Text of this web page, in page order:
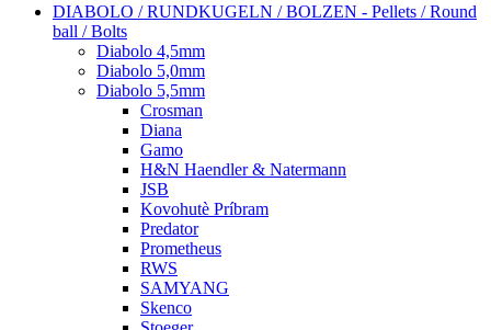
DIABOLO / RUNDKUGELN / BOLZEN - Pellets / Round
ball / Bolts
Diabolo 4,5mm
Diabolo 5,0mm
Diabolo 5,5mm
Crosman
Diana
Gamo
H&N Haendler & Natermann
JSB
Kovohutè Príbram
Predator
Prometheus
RWS
SAMYANG
Skenco